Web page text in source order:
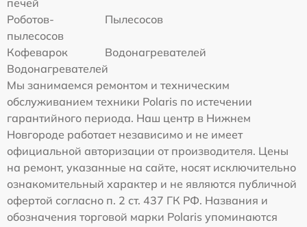
Роботов-
пылесосов
Пылесосов
Кофеварок
Водонагревателей
Водонагревателей
Мы занимаемся ремонтом и техническим
обслуживанием техники Polaris по истечении
гарантийного периода. Наш центр в Нижнем
Новгороде работает независимо и не имеет
официальной авторизации от производителя. Цены
на ремонт, указанные на сайте, носят исключительно
ознакомительный характер и не являются публичной
офертой согласно п. 2 ст. 437 ГК РФ. Названия и
обозначения торговой марки Polaris упоминаются